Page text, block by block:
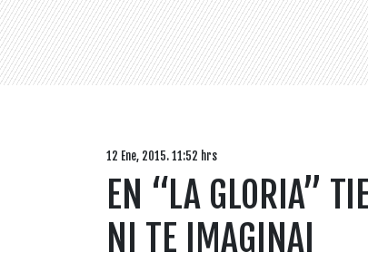
12 Ene, 2015. 11:52 hrs
EN “LA GLORIA”
NI TE IMAGINAI